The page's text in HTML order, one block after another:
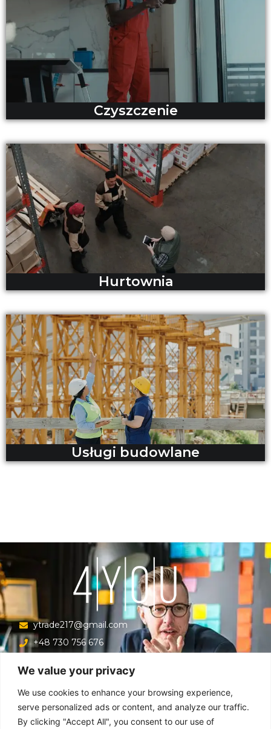
We value your privacy
We use cookies to enhance your browsing experience,
serve personalized ads or content, and analyze our traffic.
By clicking "Accept All", you consent to our use of
Czyszczenie
Hurtownia
Usługi budowlane
ytrade217@gmail.com
+48 730 756 676
Menu
Główna